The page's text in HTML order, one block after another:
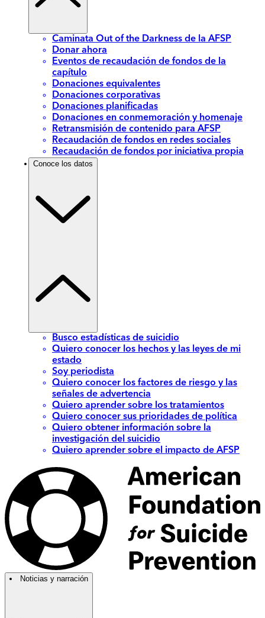
Caminata Out of the Darkness de la AFSP
Donar ahora
Eventos de recaudación de fondos de la
capítulo
Donaciones equivalentes
Donaciones corporativas
Donaciones planificadas
Donaciones en conmemoración y homenaje
Retransmisión de contenido para AFSP
Recaudación de fondos en redes sociales
Recaudación de fondos por iniciativa propia
Conoce los datos
Busco estadísticas de suicidio
Quiero conocer los hechos y las leyes de mi
estado
Soy periodista
Quiero conocer los factores de riesgo y las
señales de advertencia
Quiero aprender sobre los tratamientos
Quiero conocer sus prioridades de política
Quiero obtener información sobre la
investigación del suicidio
Quiero aprender sobre el impacto de AFSP
Noticias y narración